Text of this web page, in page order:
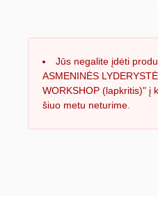
Jūs negalite įdėti
ASMENINĖS
WORKSHOP (lapkritis)" į
šiuo metu neturime.